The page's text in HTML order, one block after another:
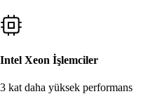
Intel Xeon İşlemciler
3 kat daha yüksek performans